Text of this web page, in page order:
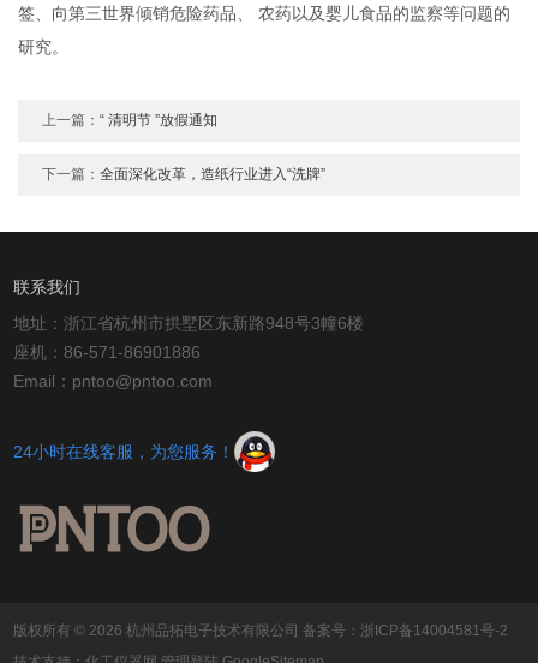
签、向第三世界倾销危险药品、 农药以及婴儿食品的监察等问题的
研究。
上一篇：“ 清明节 ”放假通知
下一篇：全面深化改革，造纸行业进入“洗牌”
联系我们
地址：浙江省杭州市拱墅区东新路948号3幢6楼
座机：86-571-86901886
Email：pntoo@pntoo.com
24小时在线客服，为您服务！
版权所有 © 2026 杭州品拓电子技术有限公司备案号：浙ICP备14004581号-2